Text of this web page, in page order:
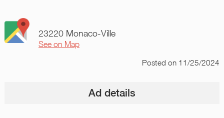
23220 Monaco-Ville
See on Map
Postedon 11/25/2024
Ad details